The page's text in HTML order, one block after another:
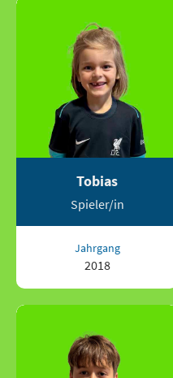
Tobias
Spieler/in
Jahrgang
2018